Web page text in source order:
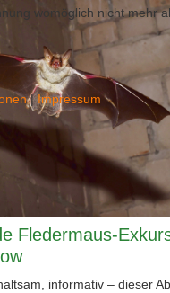
Fledermaus-
informativ – dieser
womöglich nicht mehr
|Impressum